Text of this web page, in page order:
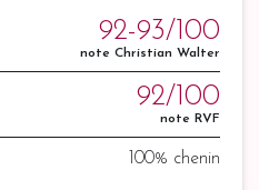
92-93/100
note Christian Walter
92/100
note RVF
100% chenin